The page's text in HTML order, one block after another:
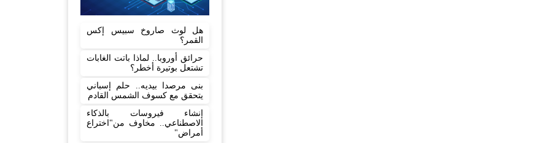
هل لوث صاروخ سبيس إكس
القمر؟
حرائق أوروبا.. لماذا باتت الغابات
تشتعل بوتيرة أخطر؟
بنى مرصدا بيديه.. حلم إسباني
يتحقق مع كسوف الشمس القادم
إنشاء فيروسات بالذكاء
الاصطناعي.. مخاوف من"اختراع
أمراض"